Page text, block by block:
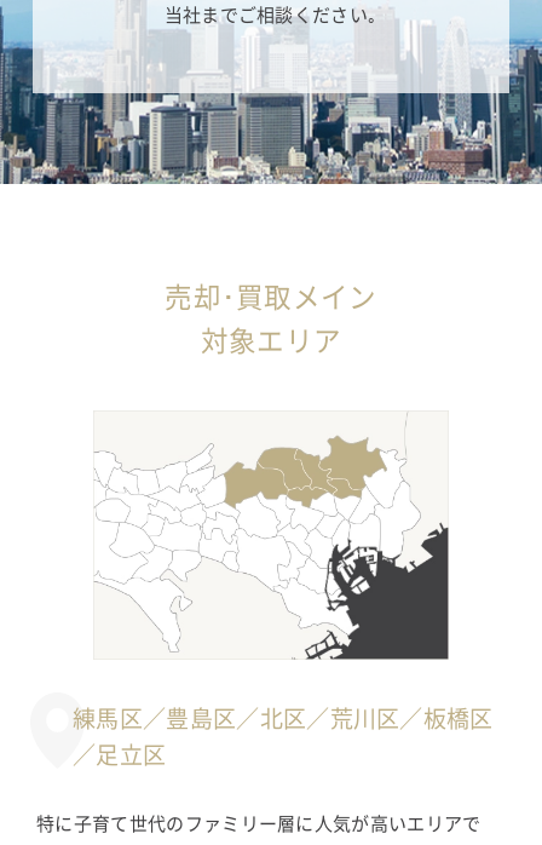
当社までご相談ください｡
売却･買取メイン
対象エリア
練馬区／豊島区／北区／荒川区／板橋区
／足立区
特に子育て世代のファミリー層に人気が高いエリアで